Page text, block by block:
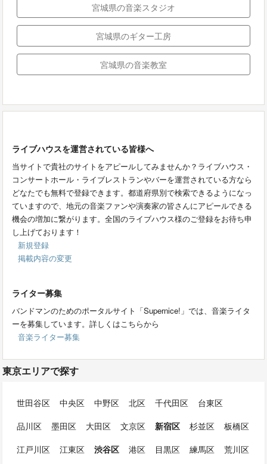
宮城県の音楽スタジオ
宮城県のギター工房
宮城県の音楽教室
ライブハウスを運営されている皆様へ
当サイトで貴社のサイトをアピールしてみませんか？ライブハウス・
コンサートホール・ライブレストランやバーを運営されている方なら
どなたでも無料で登録できます。都道府県別で検索できるようになっ
ていますので、地元の音楽ファンや演奏家の皆さんにアピールできる
機会の増加に繋がります。全国のライブハウス様のご登録をお待ち申
し上げております！
新規登録
掲載内容の変更
ライター募集
バンドマンのためのポータルサイト「Supernice!」では、音楽ライタ
ーを募集しています。詳しくはこちらから
音楽ライター募集
東京エリアで探す
世田谷区 中央区 中野区 北区 千代田区
台東区
品川区
墨田区 大田区 文京区 新宿区 杉並区
板橋区
江戸川区
江東区 渋谷区 港区 目黒区 練馬区
荒川区